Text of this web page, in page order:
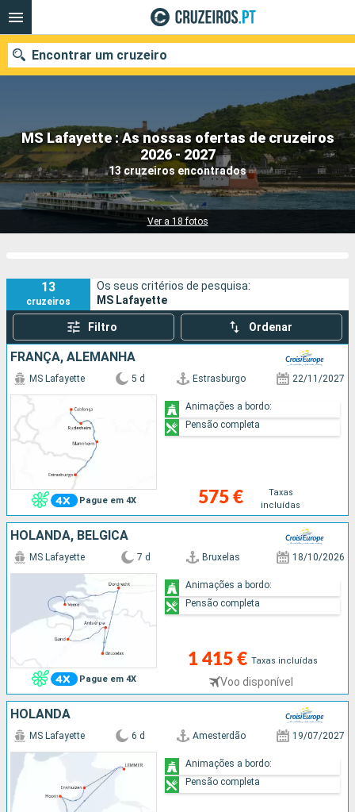
MS Lafayette : As nossas ofertas de cruzeiros
2026 - 2027
13 cruzeiros encontrados
Ver a 18 fotos
Encontrar um cruzeiro
Quando ir?
Data de partida
13
cruzeiros
Os seus critérios de pesquisa:
MS Lafayette
Filtro Ordenar
FRANÇA, ALEMANHA
Pague em 4X
MS Lafayette 5 d Estrasburgo 22/11/2027
575 €
Taxas
incluídas
Animações a bordo:
Pensão completa
HOLANDA, BÉLGICA
Pague em 4X
MS Lafayette 7 d Bruxelas 18/10/2026
1 415 € Taxas incluídas
Voo disponível
Animações a bordo:
Pensão completa
HOLANDA
MS Lafayette 6 d Amesterdão 19/07/2027
Animações a bordo:
Pensão completa